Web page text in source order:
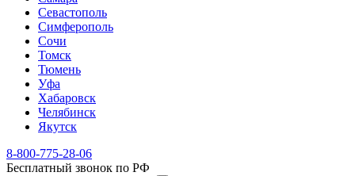
Севастополь
Симферополь
Сочи
Томск
Тюмень
Уфа
Хабаровск
Челябинск
Якутск
8-800-775-28-06
Бесплатный звонок по РФ